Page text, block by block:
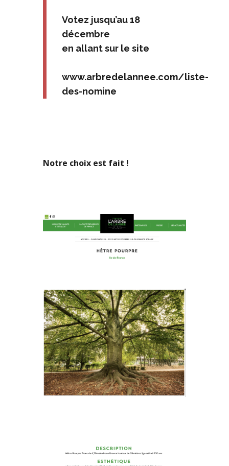
Votez jusqu’au 18
décembre
en allant sur le site
www.arbredelannee.com/liste-
des-nomine
Notre choix est fait !